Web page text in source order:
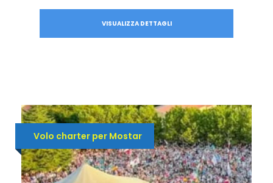
VISUALIZZA DETTAGLI
Volo charter per Mostar